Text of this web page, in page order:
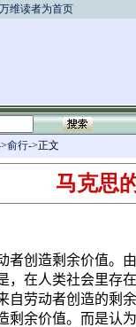
维读者为首页
俞行->正文
马克思
者创造剩余价值。
，在人类社会里存
自劳动者创造的剩
剩余价值。而是认